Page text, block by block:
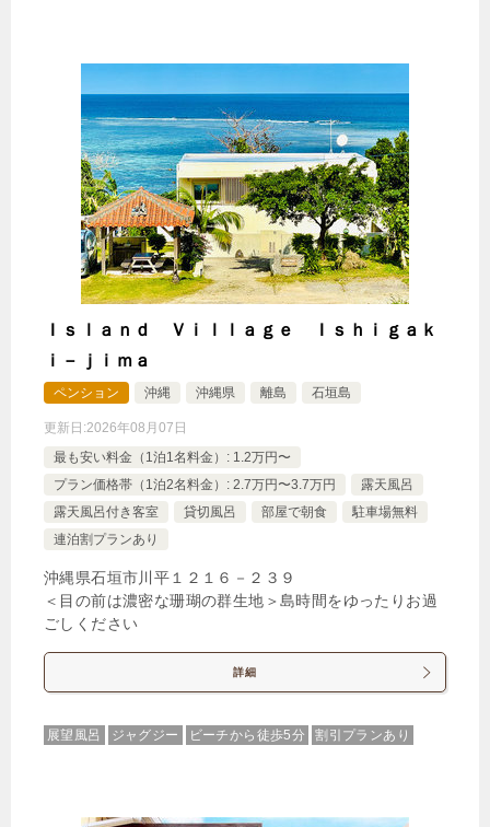
25,641円プレミアムヴィラタイプ（5名定
員・プライベートプール付）
じゃらんで確認する
【早期割50（1泊2食付）】50日前までの予約で
15％OFF！石垣島の恵みを味わうBBQ＆島の彩り朝
食膳プラン♪
その他 🍴朝食・夕食 IN 15:00- OUT-10:00
特別室・スイート・離れ
ヴィラタイプ（4名定員・プライベートプール付）
ヴィラタイプ（4名定員・プライベ
Ｉｓｌａｎｄ Ｖｉｌｌａｇｅ Ｉｓｈｉｇａｋ
ｉ－ｊｉｍａ
ペンション 沖縄 沖縄県 離島 石垣島
更新日:2026年08月07日
最も安い料金（1泊1名料金）: 1.2万円〜
プラン価格帯（1泊2名料金）: 2.7万円〜3.7万円
露天風呂
露天風呂付き客室
貸切風呂 部屋で朝食
駐車場無料
連泊割プランあり
沖縄県石垣市川平１２１６－２３９
＜目の前は濃密な珊瑚の群生地＞島時間をゆったりお過
ごしください
詳細
展望風呂 ジャグジー ビーチから徒歩5分 割引プランあり